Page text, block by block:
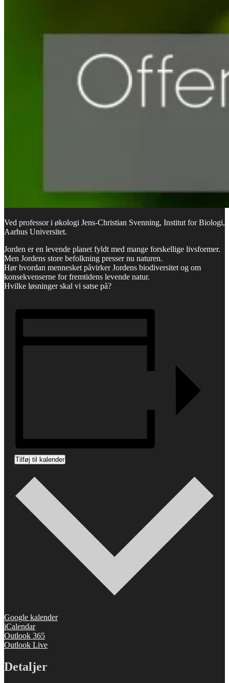
Ved professor i økologi Jens-Christian Svenning, Institut for Biologi,
Aarhus Universitet.
Jorden er en levende planet fyldt med mange forskellige livsformer.
Men Jordens store befolkning presser nu naturen.
Hør hvordan mennesket påvirker Jordens biodiversitet og om
konsekvenserne for fremtidens levende natur.
Hvilke løsninger skal vi satse på?
Tilføj til kalender
Google kalender
iCalendar
Outlook 365
Outlook Live
Detaljer